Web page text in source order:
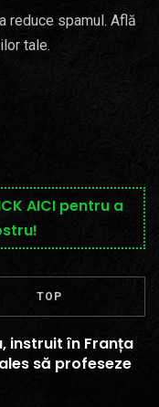
reduce spamul. Află
tale.
AICI pentru a
TOP
instruit în Franța
să profeseze